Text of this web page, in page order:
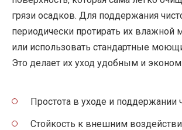
грязи осадков. Для поддержания
периодически протирать их влажной
или использовать стандартные
Это делает их уход удобным и
Простота в уходе и поддержании
Стойкость к внешним